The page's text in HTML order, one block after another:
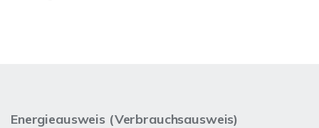
Energieausweis (Verbrauchsausweis)